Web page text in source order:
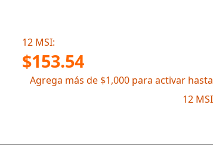
12 MSI:
$153.54
Agrega más de $1,000 para activar hasta
12 MSI